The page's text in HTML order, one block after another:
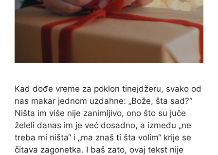
Kad dođe vreme za poklon tinejdžeru, svako od
nas makar jednom uzdahne: „Bože, šta sad?“
Ništa im više nije zanimljivo, ono što su juče
želeli danas im je već dosadno, a između „ne
treba mi ništa“ i „ma znaš ti šta volim“ krije se
čitava zagonetka. I baš zato, ovaj tekst nije